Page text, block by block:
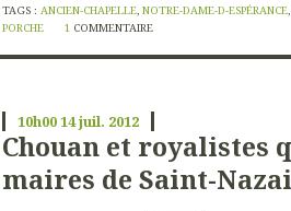
TAGS : ANCIEN-CHAPELLE NOTRE-DAME-D-ESPÉRANCE
PORCHE
1 COMMENTAIRE
10h0014juil. 2012
Chouan et royalistes
maires de Saint-